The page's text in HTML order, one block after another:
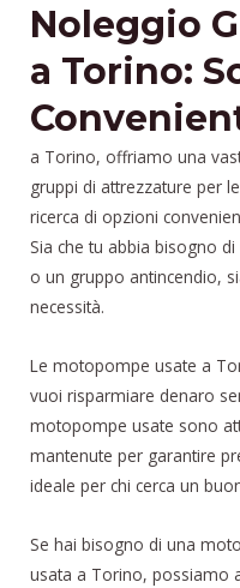
Noleggio
a Torino:
a Torino, offriamo una
gruppi di attrezzature per
ricerca di opzioni
Sia che tu abbia bisogno
o un gruppo antincendio,
necessità.
Le motopompe usate a
vuoi risparmiare denaro
motopompe usate sono
mantenute per garantire
ideale per chi cerca un
Se hai bisogno di una
usata a Torino, possiamo